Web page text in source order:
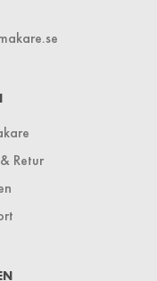
Retur